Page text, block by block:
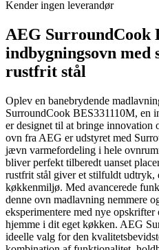
Kender ingen leverandør
AEG SurroundCook
indbygningsovn med
rustfrit stål
Oplev en banebrydende
SurroundCook BES331110M, en
er designet til at bringe innovation
ovn fra AEG er udstyret med
jævn varmefordeling i hele
bliver perfekt tilberedt uanset
rustfrit stål giver et stilfuldt udtryk,
køkkenmiljø. Med avancerede
denne ovn madlavning nemmere
eksperimentere med nye
hjemme i dit eget køkken. AEG
ideelle valg for den